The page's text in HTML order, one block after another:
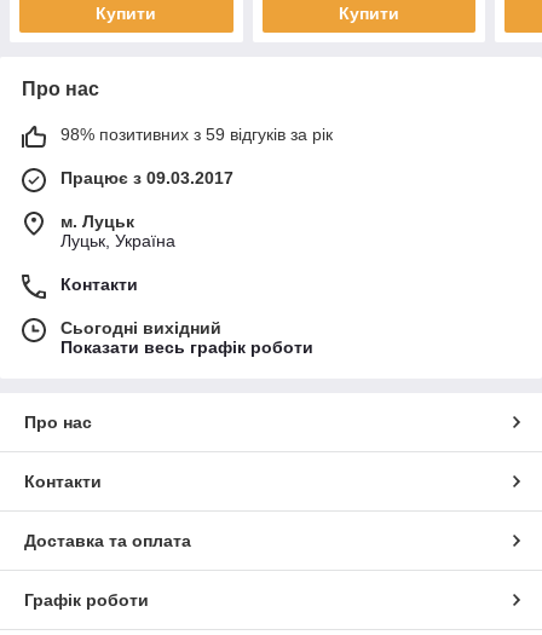
Купити Купити
Про нас
98% позитивних з 59 відгуків за рік
Працює з 09.03.2017
м. Луцьк
Луцьк, Україна
Контакти
Сьогодні вихідний
Показати весь графік роботи
Про нас
Контакти
Доставка та оплата
Графік роботи